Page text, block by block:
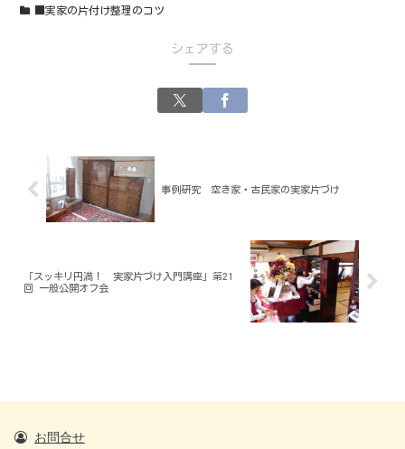
■実家の片付け整理のコツ
シェアする
事例研究 空き家・古民家の実家片づけ
「スッキリ円満！ 実家片づけ入門講座」第21
回 一般公開オフ会
お問合せ